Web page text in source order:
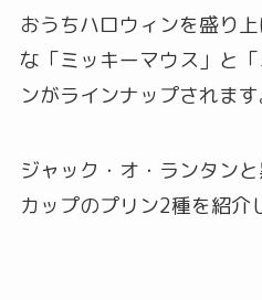
おうちハロウィンを盛り
な「ミッキーマウス」と
ンがラインナップされます
ジャック・オ・ランタン
カップのプリン2種を紹